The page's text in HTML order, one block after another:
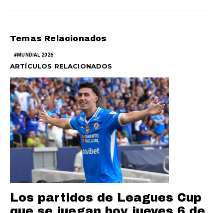
Temas Relacionados
MUNDIAL 2026
ARTÍCULOS RELACIONADOS
Los partidos de Leagues Cup